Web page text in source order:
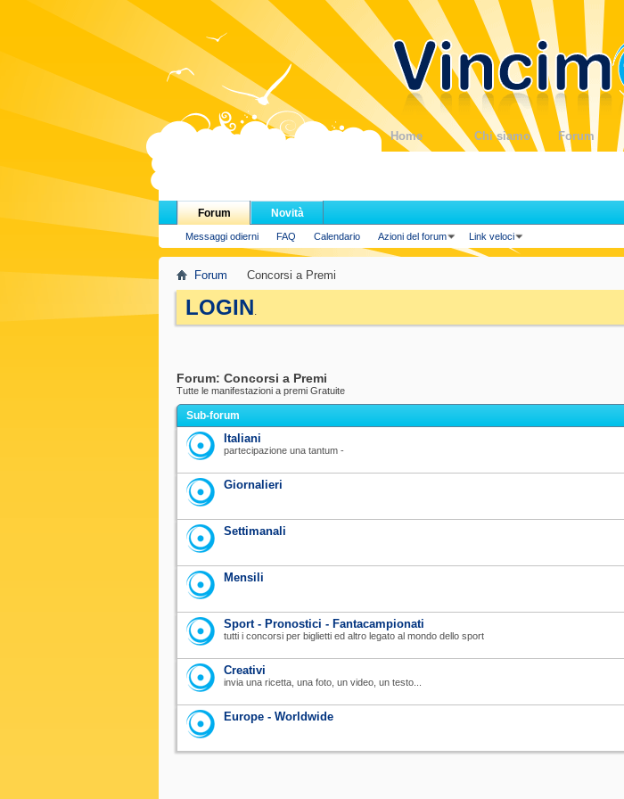
Home Chi siamo Forum
Forum
Messaggi odierni FAQ Calendario Azioni del forum Link veloci
Novità
Forum Concorsi a Premi
LOGIN.
Forum: Concorsi a Premi
Tutte le manifestazioni a premi Gratuite
Sub-forum
Italiani
partecipazione una tantum -
Giornalieri
Settimanali
Mensili
Sport - Pronostici - Fantacampionati
tutti i concorsi per biglietti ed altro legato al mondo dello sport
Creativi
invia una ricetta, una foto, un video, un testo...
Europe - Worldwide